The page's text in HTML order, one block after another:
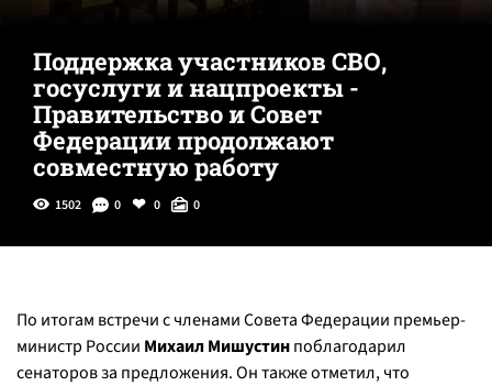
Поддержка участников СВО,
госуслуги и нацпроекты -
Правительство и Совет
Федерации продолжают
совместную работу
1502 0 0 0
По итогам встречи с членами Совета Федерации премьер-
министр России Михаил Мишустинпоблагодарил
сенаторов за предложения. Он также отметил, что